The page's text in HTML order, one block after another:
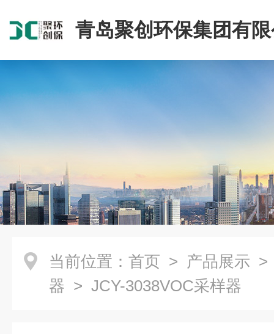
青岛聚创环保集团有
当前位置： 首页 > 产品展示
器 > JCY-3038VOC采样器